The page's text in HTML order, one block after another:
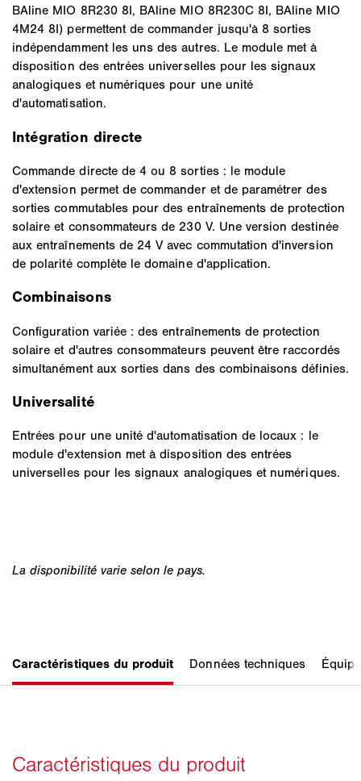
BAline MIO 8R230 8I, BAline MIO 8R230C 8I, BAline MIO
4M24 8I) permettent de commander jusqu'à 8 sorties
indépendamment les uns des autres. Le module met à
disposition des entrées universelles pour les signaux
analogiques et numériques pour une unité
d'automatisation.
Intégration directe
Commande directe de 4 ou 8 sorties : le module
d'extension permet de commander et de paramétrer des
sorties commutables pour des entraînements de protection
solaire et consommateurs de 230 V. Une version destinée
aux entraînements de 24 V avec commutation d'inversion
de polarité complète le domaine d'application.
Combinaisons
Configuration variée : des entraînements de protection
solaire et d'autres consommateurs peuvent être raccordés
simultanément aux sorties dans des combinaisons définies.
Universalité
Entrées pour une unité d'automatisation de locaux : le
module d'extension met à disposition des entrées
universelles pour les signaux analogiques et numériques.